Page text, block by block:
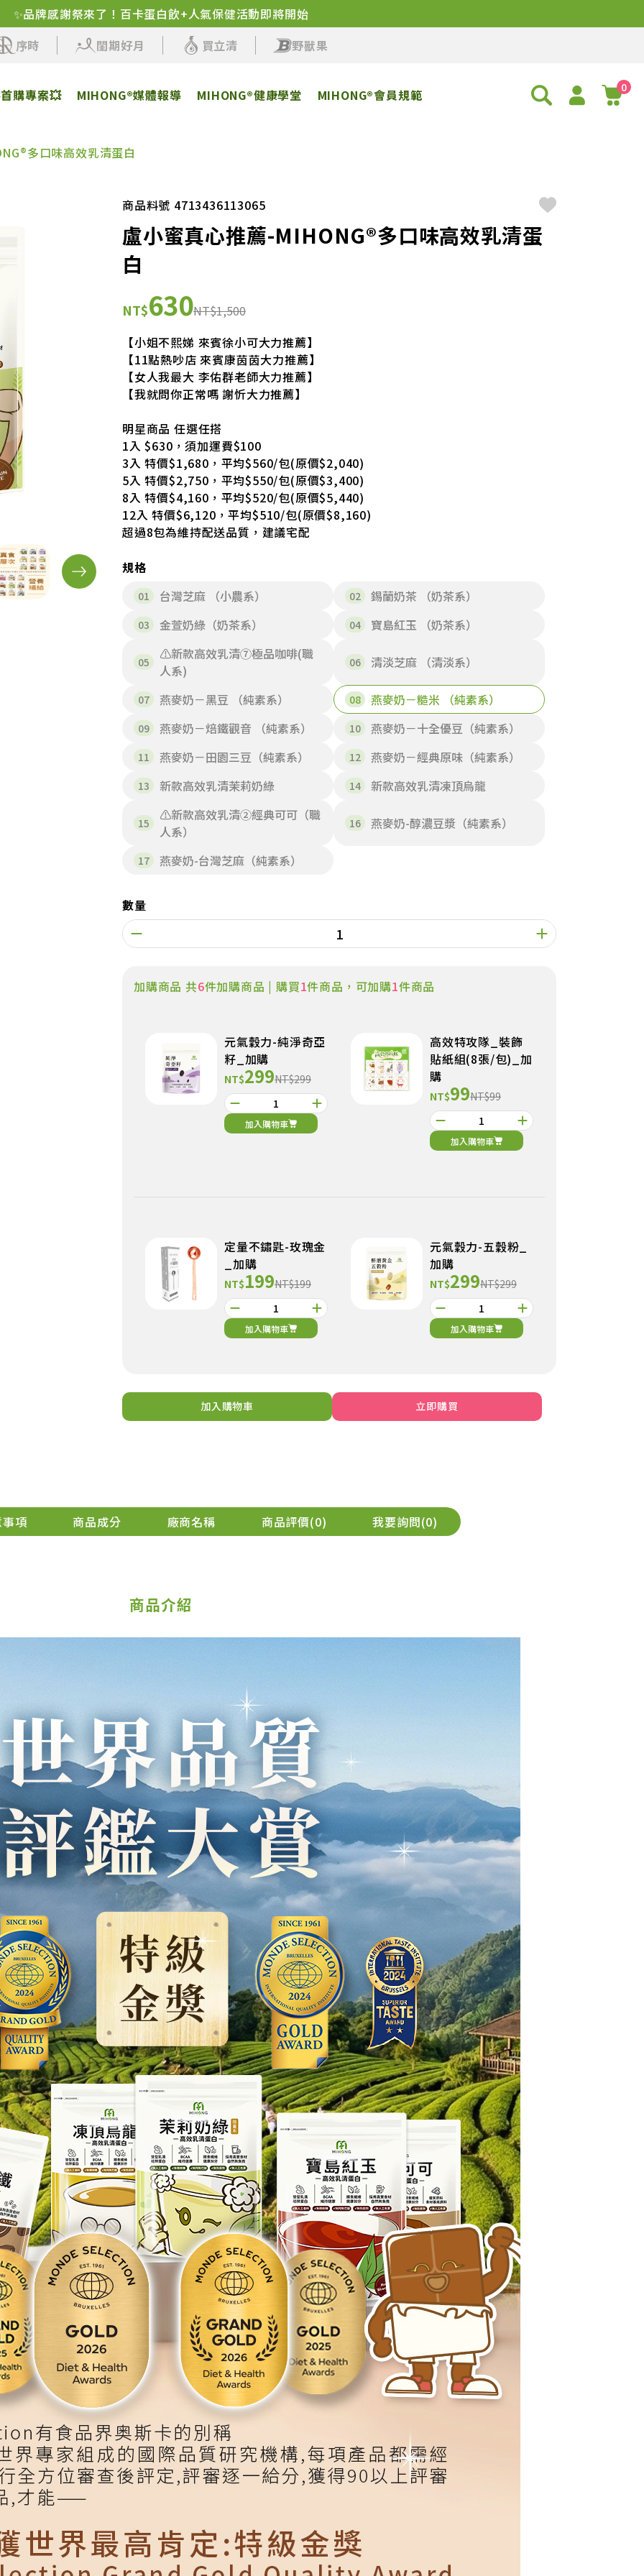
✨品牌感謝祭來了！百卡蛋白飲+人氣保健活動即將開始
序時
閨期好月 買立清 野獸果
購專案💥 MIHONG®媒體報導 MIHONG®健康學堂 MIHONG®會員規範 0
多口味高效乳清蛋白
商品料號 4713436113065
盧小蜜真心推薦-MIHONG®多口味高效乳清蛋
白
NT$630NT$1,500
【小姐不熙娣 來賓徐小可大力推薦】
【11點熱吵店 來賓康茵茵大力推薦】
【女人我最大 李佑群老師大力推薦】
【我就問你正常嗎 謝忻大力推薦】
明星商品 任選任搭
1入 $630，須加運費$100
3入 特價$1,680，平均$560/包(原價$2,040)
5入 特價$2,750，平均$550/包(原價$3,400)
8入 特價$4,160，平均$520/包(原價$5,440)
12入 特價$6,120，平均$510/包(原價$8,160)
超過8包為維持配送品質，建議宅配
規格
台灣芝麻 （小農系）
錫蘭奶茶 （奶茶系）
金萱奶綠（奶茶系）
寶島紅玉 （奶茶系）
⚠️新款高效乳清⑦極品咖啡(職
人系)
清淡芝麻 （清淡系）
燕麥奶－黑豆 （純素系）
燕麥奶－糙米 （純素系）
燕麥奶－焙鐵觀音 （純素系）
燕麥奶－十全優豆（純素系）
燕麥奶－田園三豆（純素系）
燕麥奶－經典原味（純素系）
新款高效乳清茉莉奶綠
新款高效乳清凍頂烏龍
⚠️新款高效乳清②經典可可（職
人系）
燕麥奶-醇濃豆漿（純素系）
燕麥奶-台灣芝麻（純素系）
數量
加購商品 共6件加購商品 | 購買1件商品，可加購1件商品
元氣穀力-純淨奇亞
籽_加購
NT$299NT$299
加入購物車
高效特攻隊_裝飾
貼紙組(8張/包)_加
購
NT$99NT$99
加入購物車
定量不鏽匙-玫瑰金
_加購
NT$199NT$199
加入購物車
元氣穀力-五穀粉_
加購
NT$299NT$299
加入購物車
加入購物車 加入購物車
加入購物車 立即購買
項 商品成分 廠商名稱 商品評價 0 我要詢問 0
商品介紹